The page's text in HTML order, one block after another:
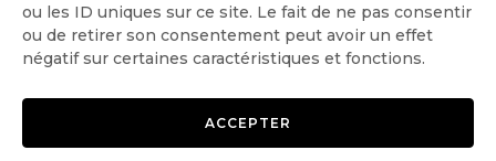
ou les ID uniques sur ce site. Le fait de ne pas consentir
ou de retirer son consentement peut avoir un effet
négatif sur certaines caractéristiques et fonctions.
ACCEPTER
OK